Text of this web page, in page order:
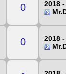
0
0